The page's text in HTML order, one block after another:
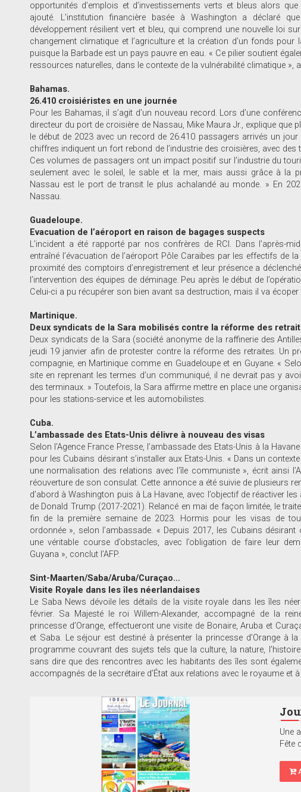
opportunités d’emplois et d’investissements verts et bleus alors
ajouté. L’institution financière basée à Washington a déclaré
développement résilient vert et bleu, qui comprend une nouvelle loi
changement climatique et l’agriculture et la création d’un fonds
puisque la Barbade est un pays pauvre en eau. « Ce pilier soutient
ressources naturelles, dans le contexte de la vulnérabilité climatique
Bahamas.
26.410 croisiéristes en une journée
Pour les Bahamas, il s’agit d’un nouveau record. Lors d’une
directeur du port de croisière de Nassau, Mike Maura Jr., explique
le début de 2023 avec un record de 26.410 passagers arrivés un
chiffres indiquent un fort rebond de l’industrie des croisières, avec des
Ces volumes de passagers ont un impact positif sur l’industrie du
seulement avec le soleil, le sable et la mer, mais aussi grâce à la
Nassau est le port de transit le plus achalandé au monde. » En
Nassau.
Guadeloupe.
Evacuation de l’aéroport en raison de bagages suspects
L’incident a été rapporté par nos confrères de RCI. Dans l’après-
entraîné l’évacuation de l’aéroport Pôle Caraïbes par les effectifs de
proximité des comptoirs d’enregistrement et leur présence a
l’intervention des équipes de déminage. Peu après le début de
Celui-ci a pu récupérer son bien avant sa destruction, mais il va
Martinique.
Deux syndicats de la Sara mobilisés contre la réforme des
Deux syndicats de la Sara (société anonyme de la raffinerie des
jeudi 19 janvier afin de protester contre la réforme des retraites. Un
compagnie, en Martinique comme en Guadeloupe et en Guyane. «
site en reprenant les termes d’un communiqué, il ne devrait pas y
des terminaux. » Toutefois, la Sara affirme mettre en place une
pour les stations-service et les automobilistes.
Cuba.
L’ambassade des Etats-Unis délivre à nouveau des visas
Selon l’Agence France Presse, l’ambassade des Etats-Unis à la
pour les Cubains désirant s’installer aux Etats-Unis. « Dans un
une normalisation des relations avec l’île communiste », écrit ainsi
réouverture de son consulat. Cette annonce a été suivie de plusieurs
d’abord à Washington puis à La Havane, avec l’objectif de réactiver
de Donald Trump (2017-2021). Relancé en mai de façon limitée, le
fin de la première semaine de 2023. Hormis pour les visas de
ordonnée », selon l’ambassade. « Depuis 2017, les Cubains
une véritable course d’obstacles, avec l’obligation de faire leur
Guyana », conclut l’AFP.
Sint-Maarten/Saba/Aruba/Curaçao…
Visite Royale dans les îles néerlandaises
Le Saba News dévoile les détails de la visite royale dans les îles
février. Sa Majesté le roi Willem-Alexander, accompagné de la
princesse d’Orange, effectueront une visite de Bonaire, Aruba et
et Saba. Le séjour est destiné à présenter la princesse d’Orange à
programme couvrant des sujets tels que la culture, la nature,
sans dire que des rencontres avec les habitants des îles sont
accompagnés de la secrétaire d’État aux relations avec le royaume et
Une
Fête